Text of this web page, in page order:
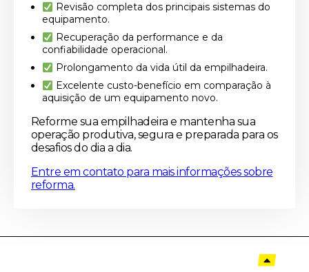
Revisão completa dos principais sistemas do
equipamento.
Recuperação da performance e da
confiabilidade operacional.
Prolongamento da vida útil da empilhadeira.
Excelente custo-benefício em comparação à
aquisição de um equipamento novo.
Reforme sua empilhadeira e mantenha sua
operação produtiva, segura e preparada para os
desafios do dia a dia.
Entre em contato para mais informações sobre
reforma.